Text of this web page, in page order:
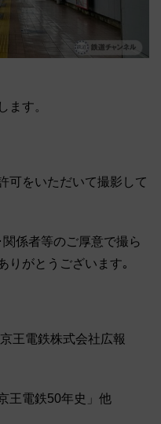
ます。
可をいただいて撮影して
係者等のご厚意で撮ら
りがとうございます｡
王電鉄株式会社広報
王電鉄50年史」他